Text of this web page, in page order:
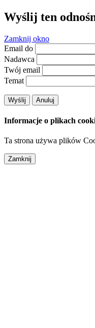
Wyślij ten
Zamknij okno
Email do
Nadawca
Twój email
Temat
Wyślij Anuluj
Informacje o plikach
Ta strona używa plików